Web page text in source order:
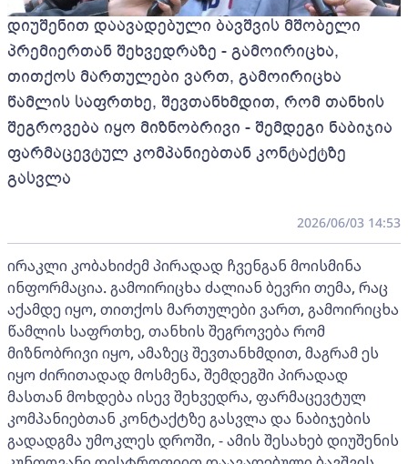
დიუშენით დაავადებული ბავშვის მშობელი
პრემიერთან შეხვედრაზე - გამოირიცხა,
თითქოს მართულები ვართ, გამოირიცხა
წამლის საფრთხე, შევთანხმდით, რომ თანხის
შეგროვება იყო მიზნობრივი - შემდეგი ნაბიჯია
ფარმაცევტულ კომპანიებთან კონტაქტზე
გასვლა
2026/06/03 14:53
ირაკლი კობახიძემ პირადად ჩვენგან მოისმინა
ინფორმაცია. გამოირიცხა ძალიან ბევრი თემა, რაც
აქამდე იყო, თითქოს მართულები ვართ, გამოირიცხა
წამლის საფრთხე, თანხის შეგროვება რომ
მიზნობრივი იყო, ამაზეც შევთანხმდით, მაგრამ ეს
იყო ძირითადად მოსმენა, შემდეგში პირადად
მასთან მოხდება ისევ შეხვედრა, ფარმაცევტულ
კომპანიებთან კონტაქტზე გასვლა და ნაბიჯების
გადადგმა უმოკლეს დროში, - ამის შესახებ დიუშენის